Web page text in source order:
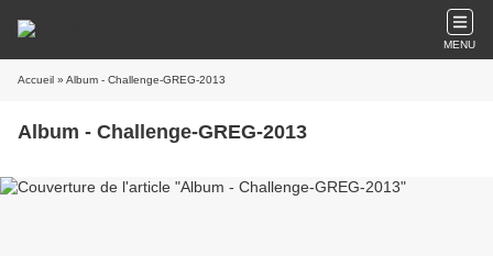
MENU
Accueil » Album - Challenge-GREG-2013
Album - Challenge-GREG-2013